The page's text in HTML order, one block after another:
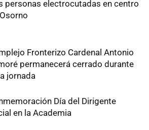
personas electrocutadas en centro
Fronterizo Cardenal Antonio
permanecerá cerrado durante
jornada
Día del Dirigente
en la Academia